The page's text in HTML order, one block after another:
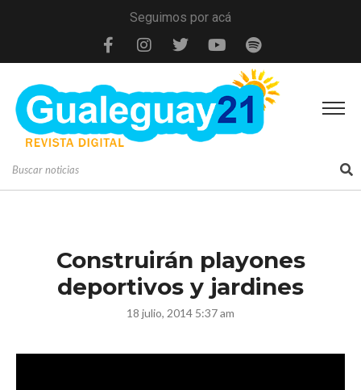
Seguimos por acá
Construirán playones
deportivos y jardines
18 julio, 2014 5:37 am